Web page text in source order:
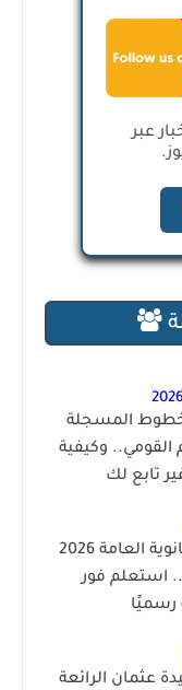
عبر
المسجلة
القومي.. وكيفية
تابع لك
رابط نتيجة الثانوية العامة 2026
استعلم فور
رسميًا
عثمان الرائعة